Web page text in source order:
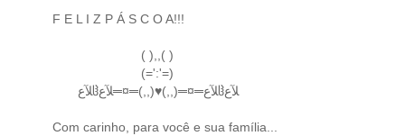
F E L I Z P Á S C O A!!!
( ),,( )
(=':'=)
ﻶﻉჱﻶﻉ═¤═(,,)♥(,,)═¤═ﻶﻉჱﻶﻉ
Com carinho, para você e sua família...